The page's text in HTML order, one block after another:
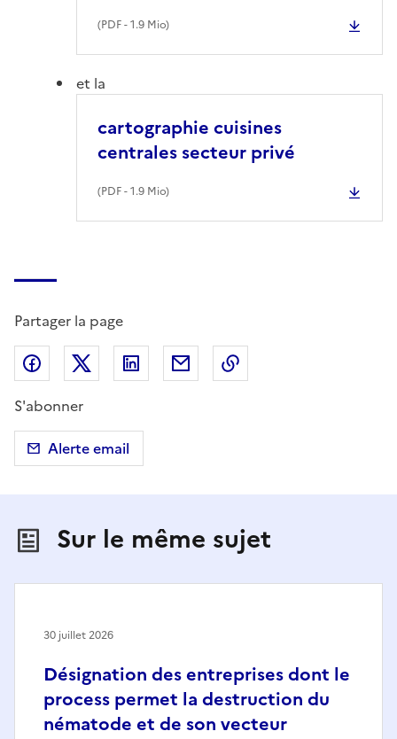
(PDF- 1.9 Mio)
et la
cartographie cuisines
centrales secteur privé
(PDF- 1.9 Mio)
Partager la page
Partager sur Facebook
Partager sur X (anciennement Twitter)
Partager sur LinkedIn
Partager par email
S'abonner
Alerte email
Sur le même sujet
Désignation des entreprises dont le
process permet la destruction du
nématode et de son vecteur
30 juillet 2026